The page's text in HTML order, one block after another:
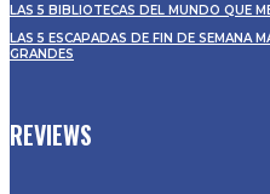
LAS 5 BIBLIOTECAS DEL MUNDO QUE
LAS 5 ESCAPADAS DE FIN DE SEMANA
GRANDES
REVIEWS